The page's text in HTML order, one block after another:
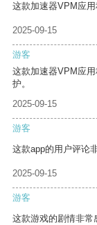
这款加速器VPM应
2025-09-15
游客
这款加速器VPM应
护。
2025-09-15
游客
这款app的用户评论
2025-09-15
游客
这款游戏的剧情非常